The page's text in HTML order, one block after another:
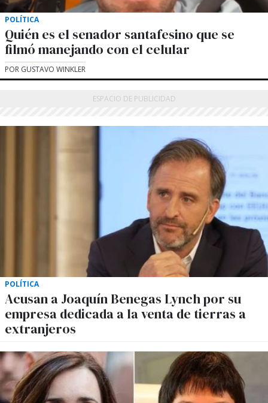
POLÍTICA
Quién es el senador santafesino que se
filmó manejando con el celular
POR GUSTAVO WINKLER
POLÍTICA
Acusan a Joaquín Benegas Lynch por su
empresa dedicada a la venta de tierras a
extranjeros